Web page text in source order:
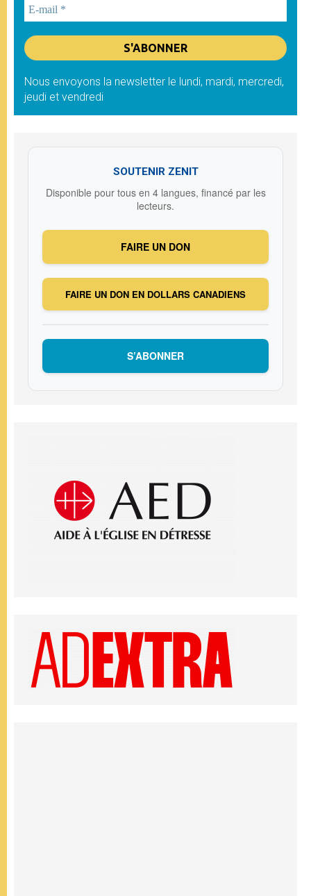
Nous envoyons la newsletter le lundi, mardi, mercredi,
jeudi et vendredi
SOUTENIR ZENIT
Disponible pour tous en 4 langues, financé par les
lecteurs.
FAIRE UN DON
FAIRE UN DON EN DOLLARS CANADIENS
S’ABONNER